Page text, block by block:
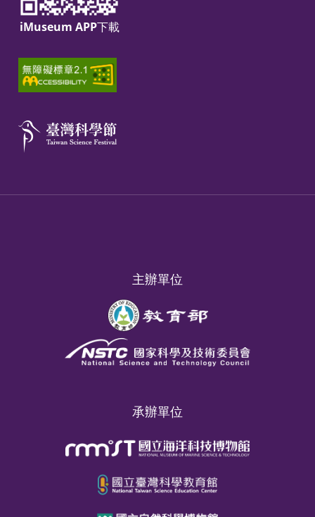
iMuseum APP下載
主辦單位
承辦單位